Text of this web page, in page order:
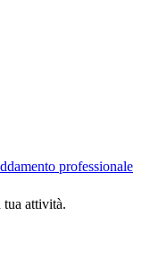
professionale
tua attività.